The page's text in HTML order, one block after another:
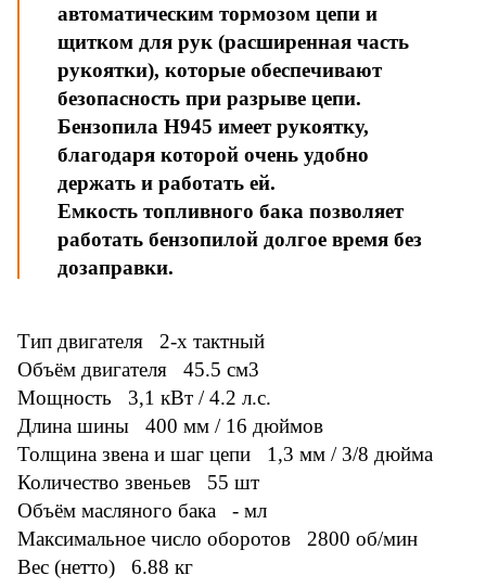
автоматическим тормозом цепи и
щитком для рук (расширенная часть
рукоятки), которые обеспечивают
безопасность при разрыве цепи.
Бензопила H945 имеет рукоятку,
благодаря которой очень удобно
держать и работать ей.
Емкость топливного бака позволяет
работать бензопилой долгое время без
дозаправки.
Тип двигателя 2-х тактный
Объём двигателя 45.5 см3
Мощность 3,1 кВт / 4.2 л.с.
Длина шины 400 мм / 16 дюймов
Толщина звена и шаг цепи 1,3 мм / 3/8 дюйма
Количество звеньев 55 шт
Объём масляного бака - мл
Максимальное число оборотов 2800 об/мин
Вес (нетто) 6.88 кг